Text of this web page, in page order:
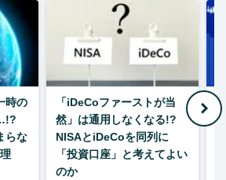
時の
らな
「iDeCoファーストが当
然」は通用しなくなる!?
NISAとiDeCoを同列に
「投資口座」と考えてよい
のか